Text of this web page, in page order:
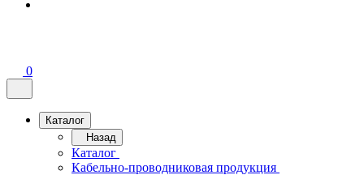
0
Каталог
Назад
Каталог
Кабельно-проводниковая продукция